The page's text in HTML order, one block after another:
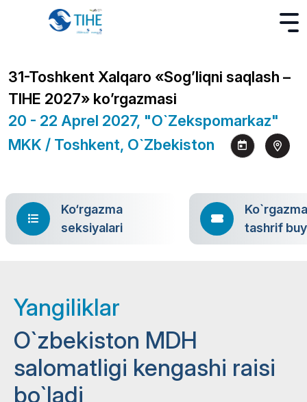
31-Toshkent Xalqaro «Sog’liqni saqlash –
TIHE 2027» ko’rgazmasi
20 - 22 Aprel 2027, "O`zekspomarkaz"
MKK / Toshkent, O`zbekiston
Ko‘rgazma
seksiyalari
tashrif
Yangiliklar
O`zbekiston MDH
salomatligi kengashi raisi
bo`ladi